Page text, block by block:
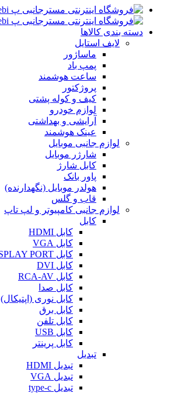
دسته بندی کالاها
لایف استایل
ماساژور
پمپ باد
ساعت هوشمند
پروژکتور
کیف و کوله پشتی
لوازم خودرو
آرایشی و بهداشتی
عینک هوشمند
لوازم جانبی موبایل
شارژر موبایل
کابل شارژ
پاور بانک
هولدر موبایل (نگهدارنده)
قاب و گلس
لوازم جانبی کامپیوتر و لپ تاپ
کابل
کابل HDMI
کابل VGA
کابل DISPLAY PORT
کابل DVI
کابل RCA-AV
کابل صدا
کابل نوری (اپتیکال)
کابل برق
کابل تلفن
کابل USB
کابل پرینتر
تبدیل
تبدیل HDMI
تبدیل VGA
تبدیل type-c